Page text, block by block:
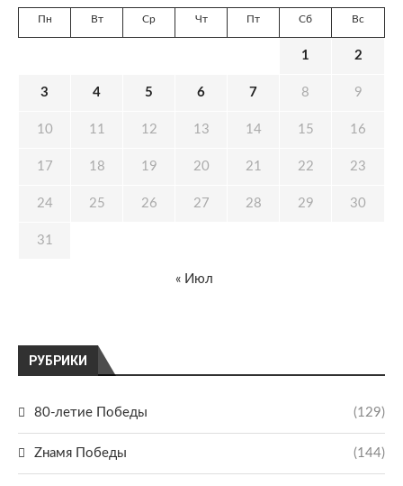
РУБРИКИ
80-летие Победы (129)
Zнамя Победы (144)
Пн Вт Ср Чт Пт Сб Вс
1 2
3 4 5 6 7 8 9
10 11 12 13 14 15 16
17 18 19 20 21 22 23
24 25 26 27 28 29 30
31
« Июл